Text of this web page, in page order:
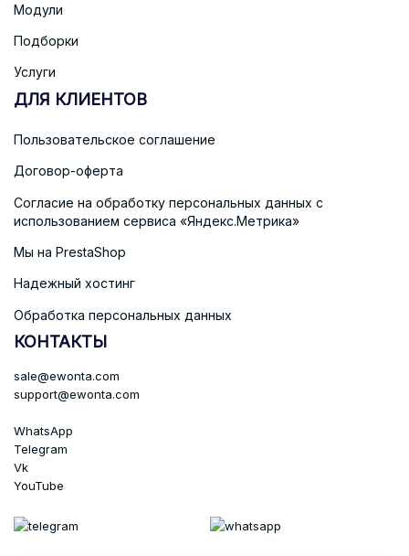
Модули
Подборки
Услуги
ДЛЯ КЛИЕНТОВ
Пользовательское соглашение
Договор-оферта
Согласие на обработку персональных данных с
использованием сервиса «Яндекс.Метрика»
Мы на PrestaShop
Надежный хостинг
Обработка персональных данных
КОНТАКТЫ
sale@ewonta.com
support@ewonta.com
WhatsApp
Telegram
Vk
YouTube